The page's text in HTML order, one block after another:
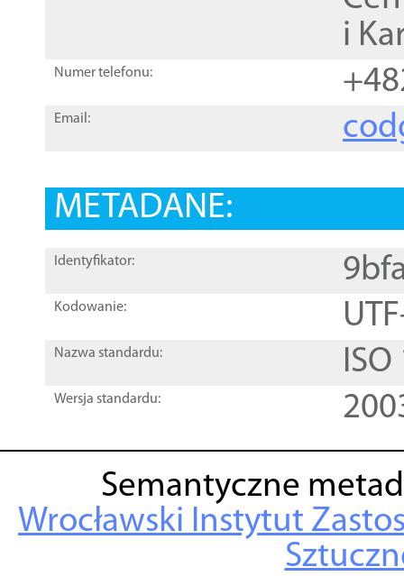
i
Numer telefonu:
Email:
METADANE:
Identyfikator:
Kodowanie:
Nazwa standardu:
Wersja standardu:
Semantyczne
Wrocławski Instytut